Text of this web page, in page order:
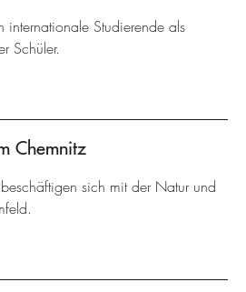
internationale Studierende als
Schüler.
Chemnitz
sich mit der Natur und